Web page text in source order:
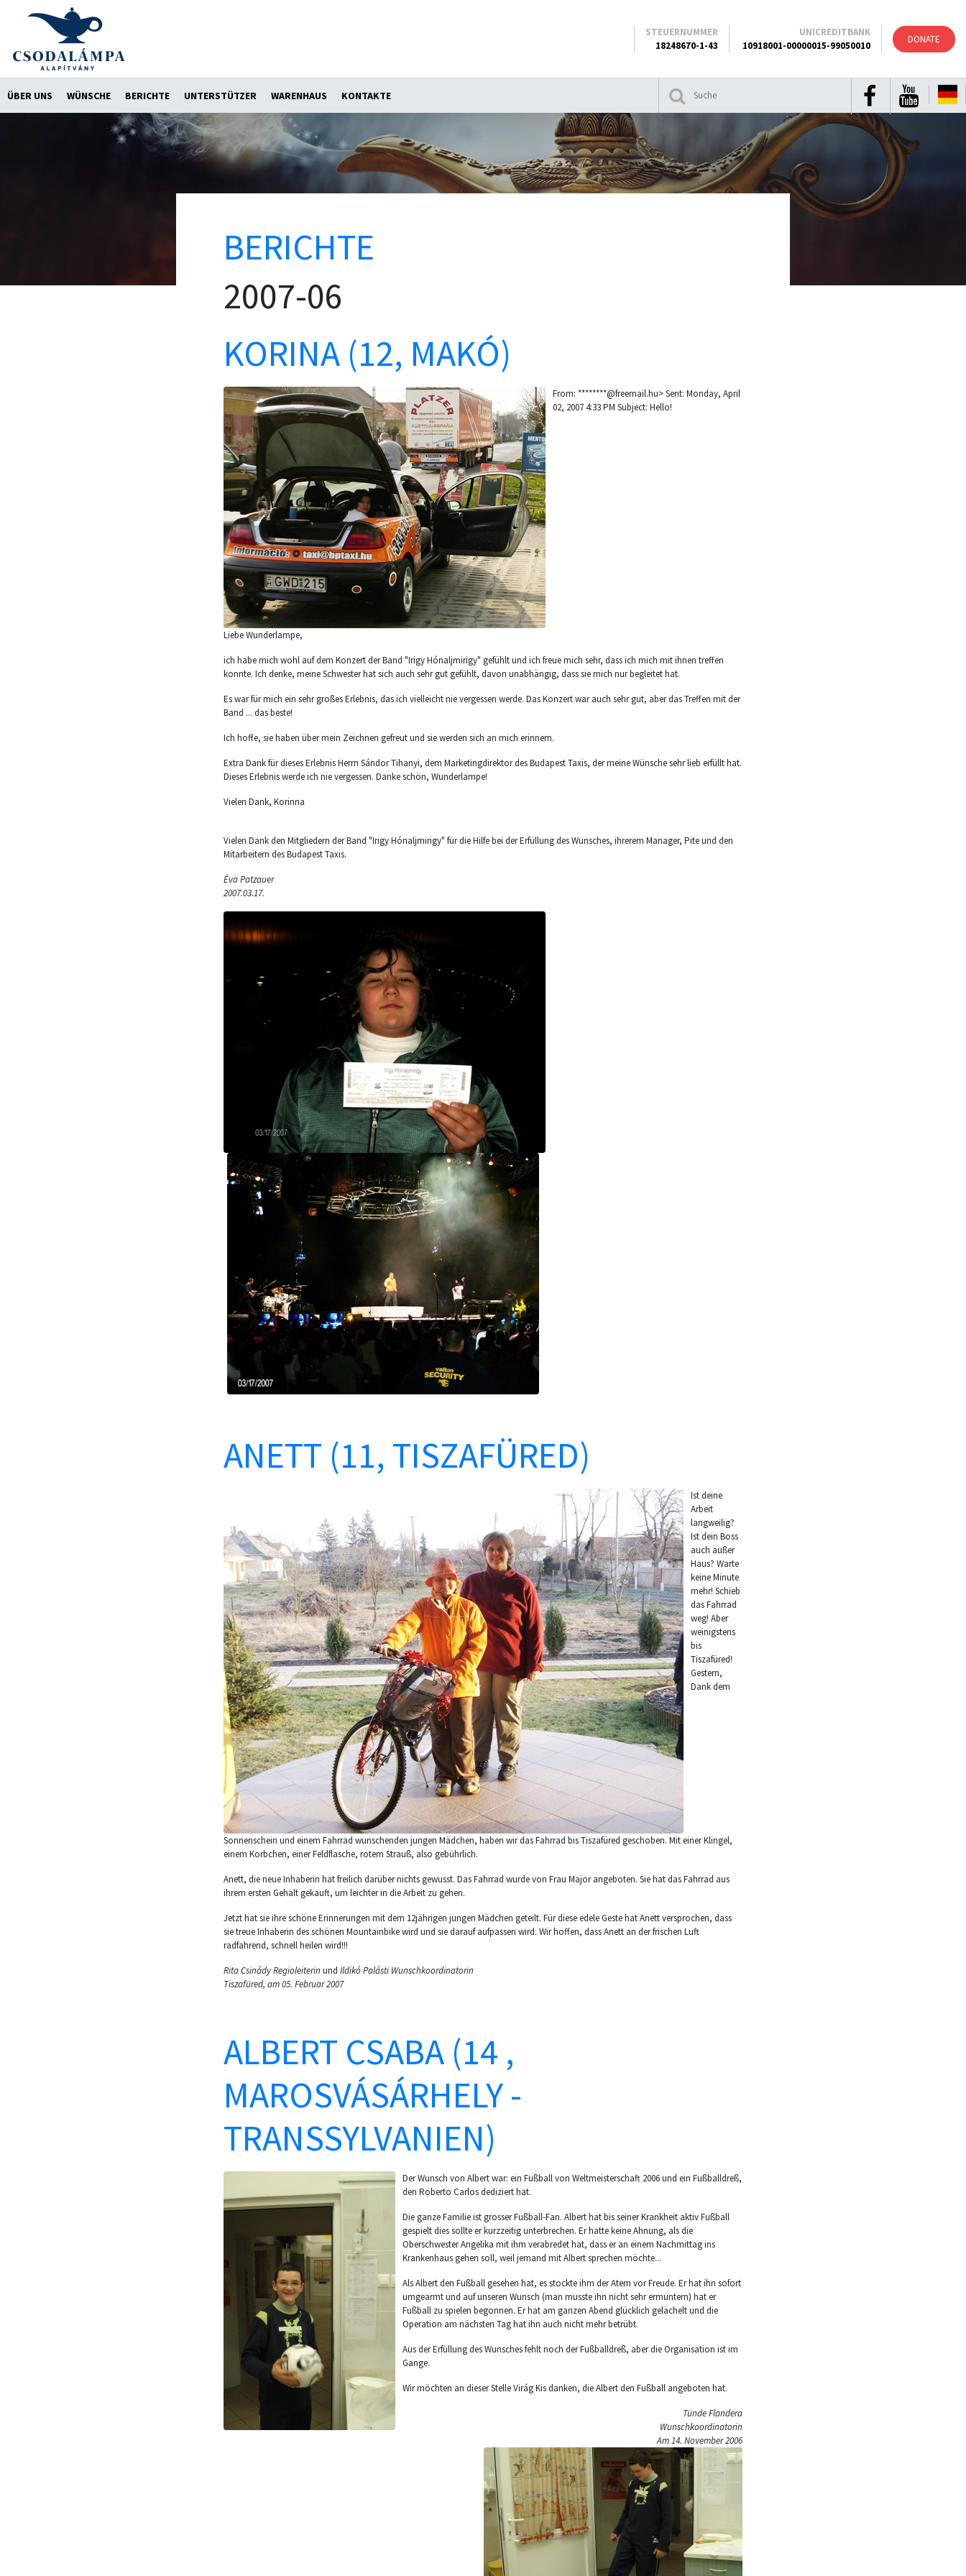
DONATE
ÜBER UNS WÜNSCHE BERICHTE UNTERSTÜTZER WARENHAUS KONTAKTE
STEUERNUMMER
18248670-1-43
UNICREDITBANK
10918001-00000015-99050010
BERICHTE
2007-06
KORINA (12, MAKÓ)
From: ********@freemail.hu> Sent: Monday, April
02, 2007 4:33 PM Subject: Hello!
Liebe Wunderlampe,
ich habe mich wohl auf dem Konzert der Band "Irigy Hónaljmirigy" gefühlt und ich freue mich sehr, dass ich mich mit ihnen treffen
konnte. Ich denke, meine Schwester hat sich auch sehr gut gefühlt, davon unabhängig, dass sie mich nur begleitet hat.
Es war für mich ein sehr großes Erlebnis, das ich vielleicht nie vergessen werde. Das Konzert war auch sehr gut, aber das Treffen mit der
Band ... das beste!
Ich hoffe, sie haben über mein Zeichnen gefreut und sie werden sich an mich erinnern.
Extra Dank für dieses Erlebnis Herrn Sándor Tihanyi, dem Marketingdirektor des Budapest Taxis, der meine Wünsche sehr lieb erfüllt hat.
Dieses Erlebnis werde ich nie vergessen. Danke schön, Wunderlampe!
Vielen Dank, Korinna
Vielen Dank den Mitgliedern der Band "Irigy Hónaljmirigy" für die Hilfe bei der Erfüllung des Wunsches, ihrerem Manager, Pite und den
Mitarbeitern des Budapest Taxis.
Éva Patzauer
2007.03.17.
ANETT (11, TISZAFÜRED)
Ist deine
Arbeit
langweilig?
Ist dein Boss
auch außer
Haus? Warte
keine Minute
mehr! Schieb
das Fahrrad
weg! Aber
weinigstens
bis
Tiszafüred!
Gestern,
Dank dem
Sonnenschein und einem Fahrrad wunschenden jungen Mädchen, haben wir das Fahrrad bis Tiszafüred geschoben. Mit einer Klingel,
einem Korbchen, einer Feldflasche, rotem Strauß, also gebührlich.
Anett, die neue Inhaberin hat freilich darüber nichts gewusst. Das Fahrrad wurde von Frau Major angeboten. Sie hat das Fahrrad aus
ihrem ersten Gehalt gekauft, um leichter in die Arbeit zu gehen.
Jetzt hat sie ihre schöne Erinnerungen mit dem 12jährigen jungen Mädchen geteilt. Für diese edele Geste hat Anett versprochen, dass
sie treue Inhaberin des schönen Mountainbike wird und sie darauf aufpassen wird. Wir hoffen, dass Anett an der frischen Luft
radfahrend, schnell heilen wird!!!
Rita Csinády Regioleiterin und Ildikó Palásti Wunschkoordinatorin
Tiszafüred, am 05. Februar 2007
ALBERT CSABA (14 ,
MAROSVÁSÁRHELY -
TRANSSYLVANIEN)
Der Wunsch von Albert war: ein Fußball von Weltmeisterschaft 2006 und ein Fußballdreß,
den Roberto Carlos dediziert hat.
Die ganze Familie ist grosser Fußball-Fan. Albert hat bis seiner Krankheit aktiv Fußball
gespielt dies sollte er kurzzeitig unterbrechen. Er hatte keine Ahnung, als die
Oberschwester Angelika mit ihm verabredet hat, dass er an einem Nachmittag ins
Krankenhaus gehen soll, weil jemand mit Albert sprechen möchte...
Als Albert den Fußball gesehen hat, es stockte ihm der Atem vor Freude. Er hat ihn sofort
umgearmt und auf unseren Wunsch (man musste ihn nicht sehr ermuntern) hat er
Fußball zu spielen begonnen. Er hat am ganzen Abend glücklich gelächelt und die
Operation am nächsten Tag hat ihn auch nicht mehr betrübt.
Aus der Erfüllung des Wunsches fehlt noch der Fußballdreß, aber die Organisation ist im
Gange.
Wir möchten an dieser Stelle Virág Kis danken, die Albert den Fußball angeboten hat.
Tünde Flandera
Wunschkoordinatorin
Am 14. November 2006